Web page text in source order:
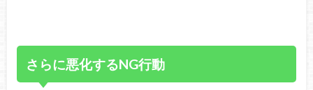
さらに悪化するNG行動